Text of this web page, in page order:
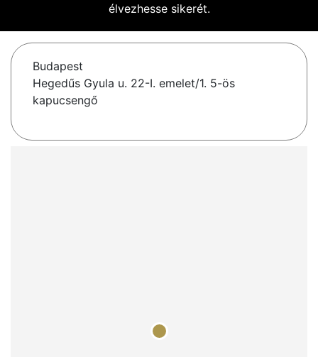
élvezhesse sikerét.
Budapest
Hegedűs Gyula u. 22-I. emelet/1. 5-ös
kapucsengő